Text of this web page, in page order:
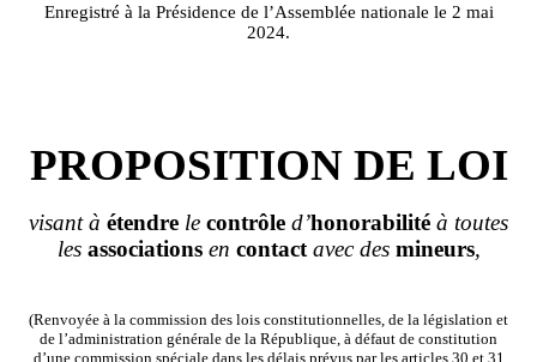
Enregistré à la Présidence de l’Assemblée nationale le 2 mai
2024.
PROPOSITION DE LOI
visant à étendre le contrôle d’honorabilité à toutes
les associationsen contactavec des mineurs,
(Renvoyée à la commission des lois constitutionnelles, de la législation et
de l’administration générale de la République, à défaut de constitution
d’une commission spéciale dans les délais prévus par les articles 30 et 31